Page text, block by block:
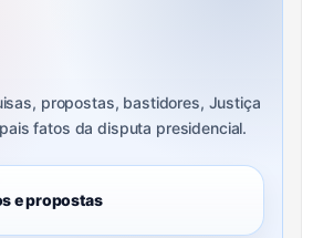
propostas, bastidores, Justiça
fatos da disputa presidencial.
e propostas